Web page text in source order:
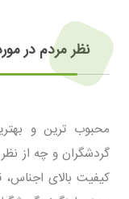
نظر مردم در
محبوب ترین و
گردشگران و چه از
کیفیت بالای